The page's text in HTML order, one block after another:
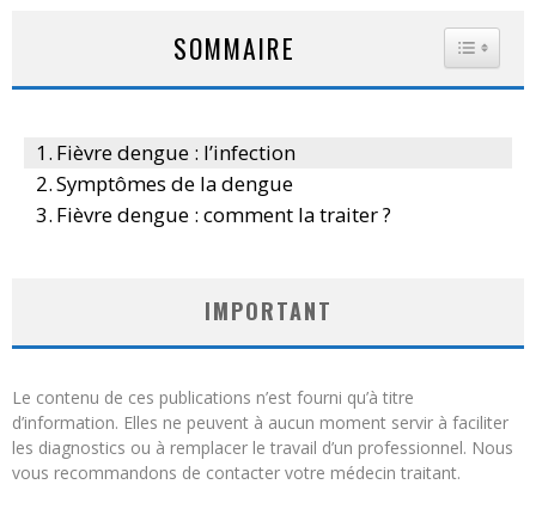
SOMMAIRE
Fièvre dengue : l’infection
Symptômes de la dengue
Fièvre dengue : comment la traiter ?
IMPORTANT
Le contenu de ces publications n’est fourni qu’à titre
d’information. Elles ne peuvent à aucun moment servir à faciliter
les diagnostics ou à remplacer le travail d’un professionnel. Nous
vous recommandons de contacter votre médecin traitant.